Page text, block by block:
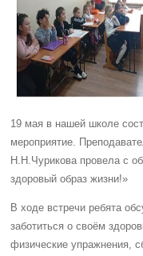
19 мая в нашей школе
мероприятие.
Н.Н.Чурикова провела с
здоровый образ жизни!»
В ходе встречи ребята
заботиться о своём
физические упражнения,